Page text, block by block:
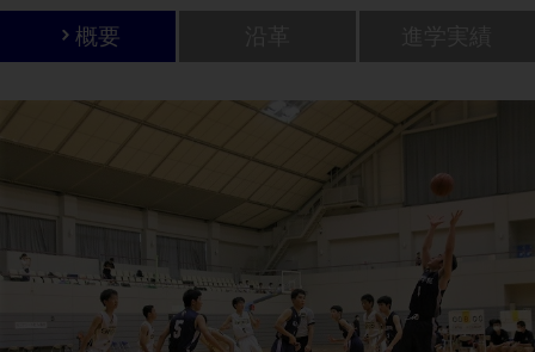
概要